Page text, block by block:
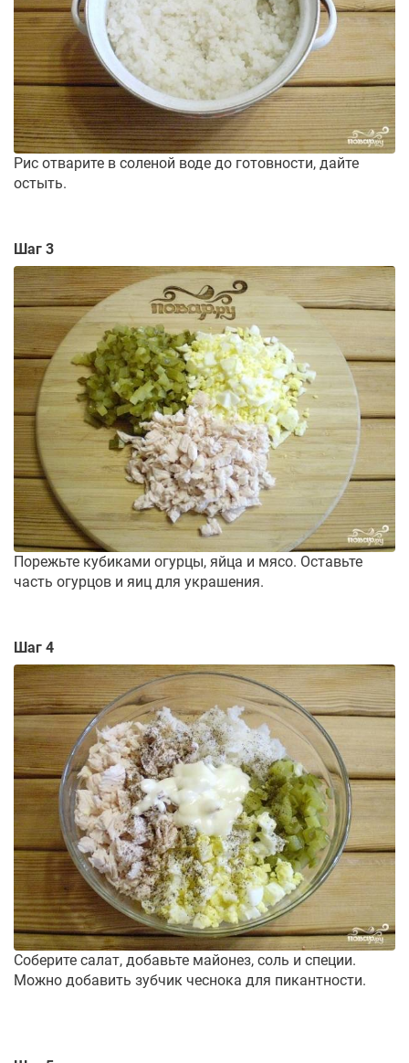
Рис отварите в соленой воде до готовности, дайте
остыть.
Шаг 3
Порежьте кубиками огурцы, яйца и мясо. Оставьте
часть огурцов и яиц для украшения.
Шаг 4
Соберите салат, добавьте майонез, соль и специи.
Можно добавить зубчик чеснока для пикантности.